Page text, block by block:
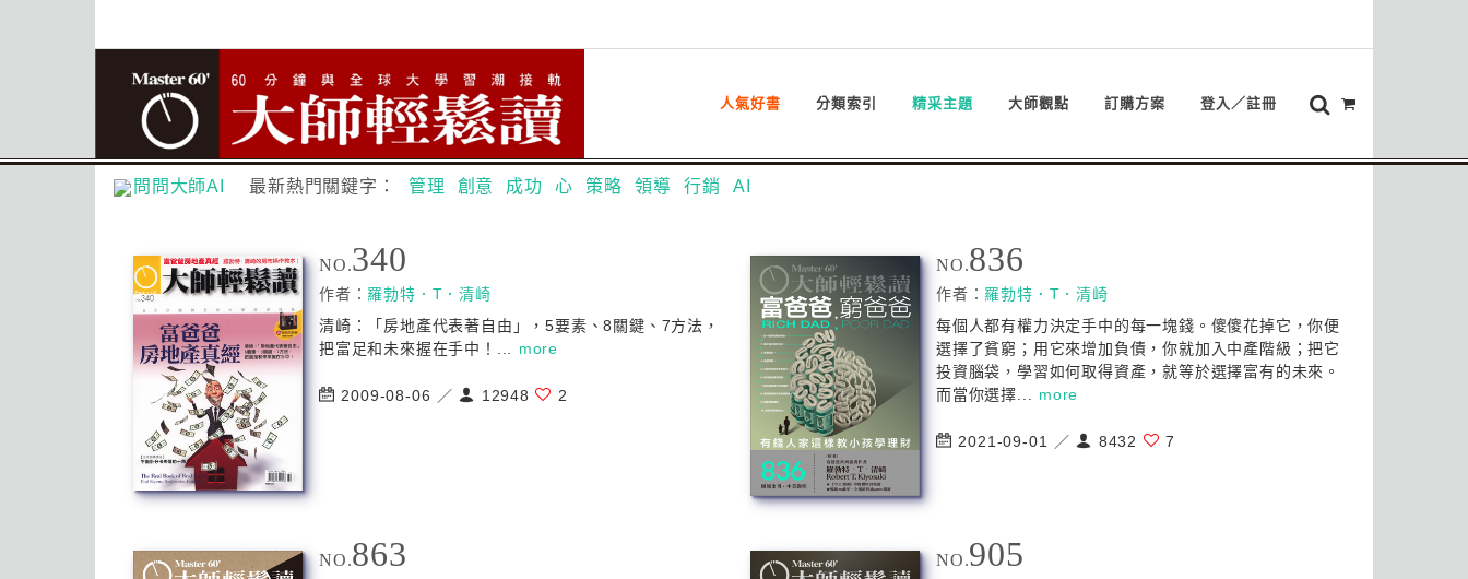
人氣好書 分類索引 精采主題 大師觀點 訂購方案 登入／註冊
問問大師AI 最新熱門關鍵字： 管理 創意 成功 心 策略 領導 行銷 AI
NO.340
作者： 羅勃特．T．清崎
清崎：「房地產代表著自由」，5要素、8關鍵、7方法，
把富足和未來握在手中！... more
2009-08-06 ／ 12948 2
NO.836
作者： 羅勃特．T．清崎
每個人都有權力決定手中的每一塊錢。傻傻花掉它，你便
選擇了貧窮；用它來增加負債，你就加入中產階級；把它
投資腦袋，學習如何取得資產，就等於選擇富有的未來。
而當你選擇... more
2021-09-01 ／ 8432 7
NO.863 NO.905